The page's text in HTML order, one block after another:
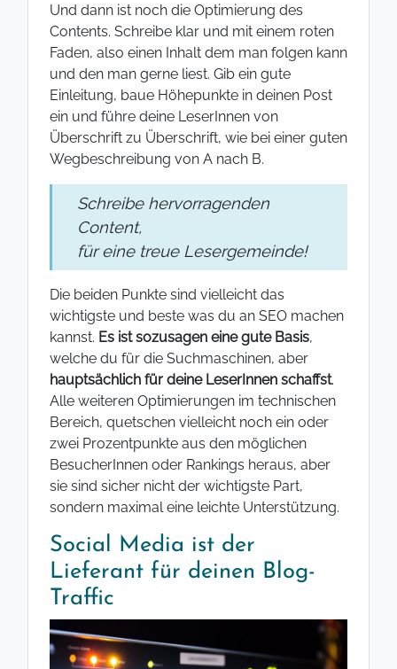
Und dann ist noch die Optimierung des
Contents. Schreibe klar und mit einem roten
Faden, also einen Inhalt dem man folgen kann
und den man gerne liest. Gib ein gute
Einleitung, baue Höhepunkte in deinen Post
ein und führe deine LeserInnen von
Überschrift zu Überschrift, wie bei einer guten
Wegbeschreibung von A nach B.
Schreibe hervorragenden
Content,
für eine treue Lesergemeinde!
Die beiden Punkte sind vielleicht das
wichtigste und beste was du an SEO machen
kannst. Es ist sozusagen eine gute Basis,
welche du für die Suchmaschinen, aber
hauptsächlich für deine LeserInnen schaffst.
Alle weiteren Optimierungen im technischen
Bereich, quetschen vielleicht noch ein oder
zwei Prozentpunkte aus den möglichen
BesucherInnen oder Rankings heraus, aber
sie sind sicher nicht der wichtigste Part,
sondern maximal eine leichte Unterstützung.
Social Media ist der
Lieferant für deinen Blog-
Traffic